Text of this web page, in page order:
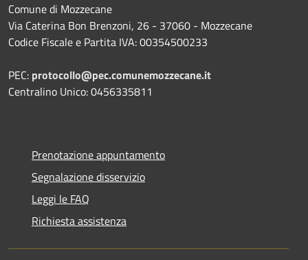
Comune di Mozzecane
Via Caterina Bon Brenzoni, 26 - 37060 - Mozzecane
Codice Fiscale e Partita IVA: 00354500233
PEC: protocollo@pec.comunemozzecane.it
Centralino Unico: 0456335811
Prenotazione appuntamento
Segnalazione disservizio
Leggi le FAQ
Richiesta assistenza